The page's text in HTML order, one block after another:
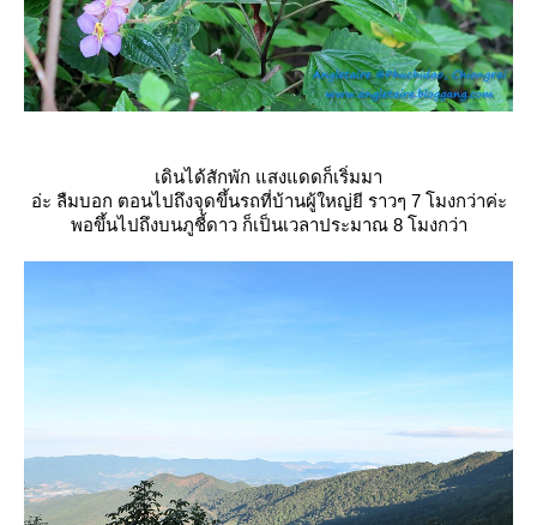
เดินได้สักพัก แสงแดดก็เริ่มมา
อ่ะ ลืมบอก ตอนไปถึงจุดขึ้นรถที่บ้านผู้ใหญ่ยี ราวๆ 7 โมงกว่าค่ะ
พอขึ้นไปถึงบนภูชี้ดาว ก็เป็นเวลาประมาณ 8 โมงกว่า